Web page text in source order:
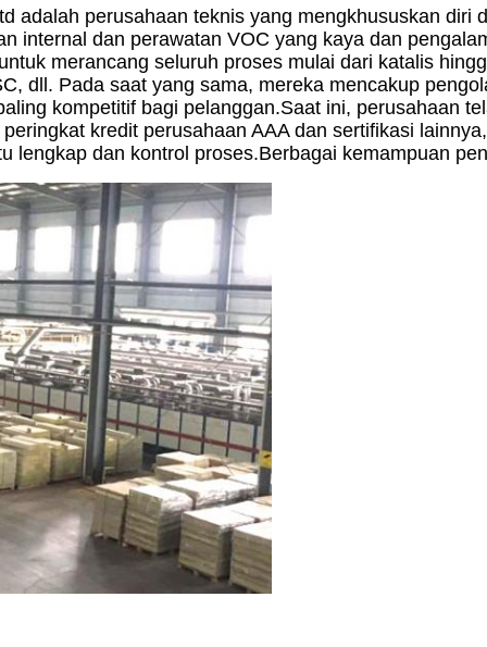
adalah perusahaan teknis yang mengkhususkan diri
internal dan perawatan VOC yang kaya dan
merancang seluruh proses mulai dari katalis
dll. Pada saat yang sama, mereka mencakup
kompetitif bagi pelanggan.Saat ini, perusahaan
kredit perusahaan AAA dan sertifikasi
lengkap dan kontrol proses.Berbagai kemampuan